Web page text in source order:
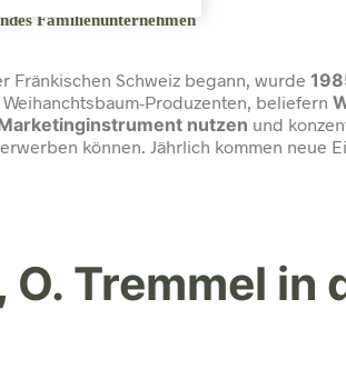
Familienunternehmen
Fränkischen Schweiz begann, wurde
Produzenten, beliefern
nutzen und
erwerben können. Jährlich kommen neue
O. Tremmel in